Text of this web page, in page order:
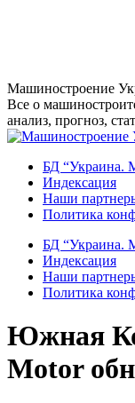
Перейти
к
содержанию
Машиностроение
Все о
анализ, прогноз,
БД
Индекcация
Наши
Политика
БД
Индекcация
Наши
Политика
Южная
Motor